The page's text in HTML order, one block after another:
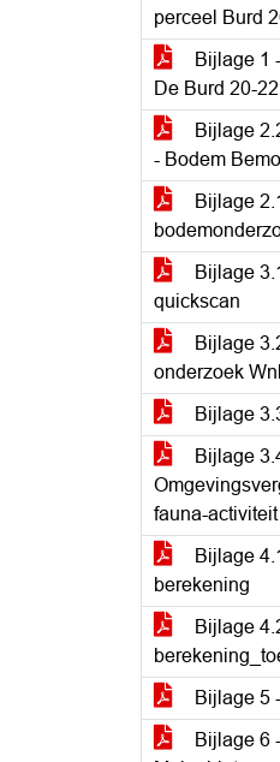
perceel Burd
Bijlage 1
De Burd 20-22
Bijlage
- Bodem
Bijlage
Bijlage
quickscan
Bijlage
onderzoek
Bijlage
Bijlage
fauna-
Bijlage
berekening
Bijlage
Bijlage 5
Bijlage 6 -